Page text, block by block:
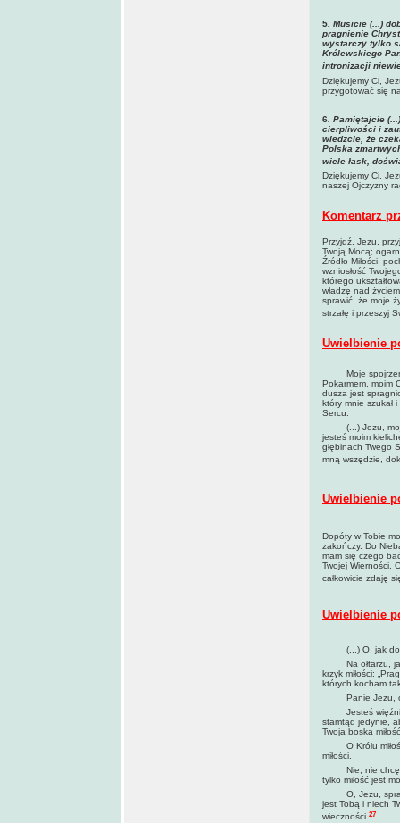
5. Musicie (...)
pragnienie
wystarczy tylko
Królewskiego
intronizacji
Dziękujemy Ci,
przygotować się
6 . Pamiętajcie
cierpliwości i
wiedzcie, że
Polska
wiele łask,
Dziękujemy Ci,
naszej Ojczyzny
Komentarz
Przyjdź, Jezu,
Twoją Mocą;
Źródło Miłości,
wzniosłość
którego
władzę nad
sprawić, że moje
strzałę i przeszyj
Uwielbienie
Moje spojrzenie
Pokarmem, moim
dusza jest
który mnie szukał
Sercu.
(...) Jezu, moja
jesteś moim
głębinach Twego
mną wszędzie,
Uwielbienie
Dopóty w Tobie
zakończy. Do
mam się czego
Twojej Wierności.
całkowicie zdaję
Uwielbienie
(...) O, jak
Na ołtarzu, jak
krzyk miłości:
których kocham
Panie Jezu, oto
Jesteś
stamtąd jedynie,
Twoja boska
O Królu miłości!
miłości.
Nie, nie chcę
tylko miłość jest
O, Jezu, spraw,
jest Tobą i niech
wieczności.27